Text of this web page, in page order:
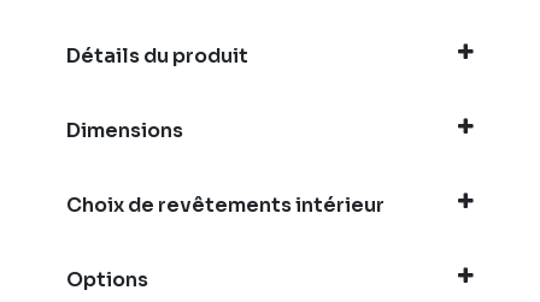
Détails du produit
Dimensions
Choix de revêtements intérieur
Options